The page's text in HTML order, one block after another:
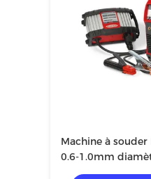
Machine à souder
0.6-1.0mm
cycle de service